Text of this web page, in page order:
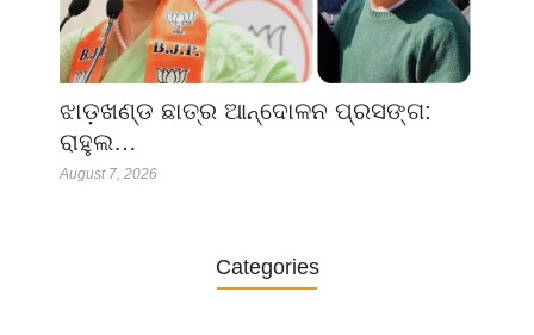
ଝାଡ଼ଖଣ୍ଡ ଛାତ୍ର ଆନ୍ଦୋଳନ ପ୍ରସଙ୍ଗ:
ରାହୁଲ…
August 7, 2026
Categories